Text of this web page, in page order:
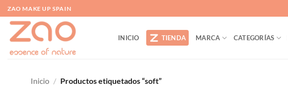
Saltar
al
contenido
ZAO MAKE UP SPAIN
INICIO TIENDA MARCA CATEGORÍAS
Inicio / Productos etiquetados “soft”